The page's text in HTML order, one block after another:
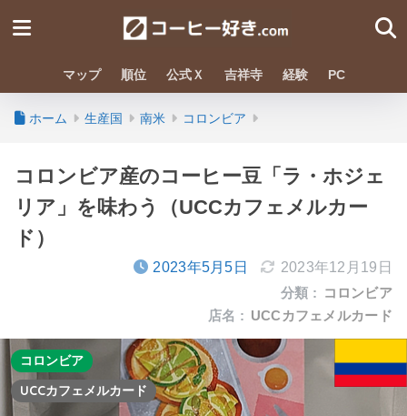
マップ 順位 公式Ｘ 吉祥寺 経験 PC
ホーム 生産国 南米 コロンビア
コロンビア産のコーヒー豆「ラ・ホジェ
リア」を味わう（UCCカフェメルカー
ド）
2023年5月5日
2023年12月19日
分類 : コロンビア
店名 : UCCカフェメルカード
コロンビア
UCCカフェメルカード